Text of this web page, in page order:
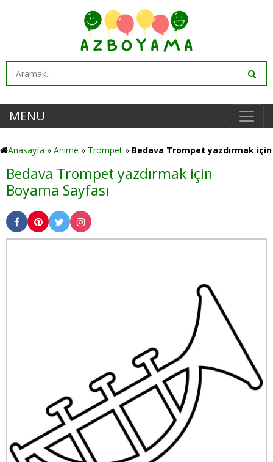
MENU
Anasayfa » Anime » Trompet » Bedava Trompet yazdırmak için
Bedava Trompet yazdırmak için
Boyama Sayfası